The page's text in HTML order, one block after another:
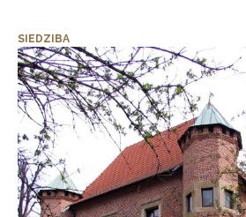
SIEDZIBA